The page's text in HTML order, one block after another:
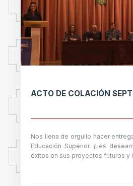
ACTO DE COLACIÓN
Nos llena de orgullo hacer
Educación Superior. ¡Les
éxitos en sus proyectos futuros y